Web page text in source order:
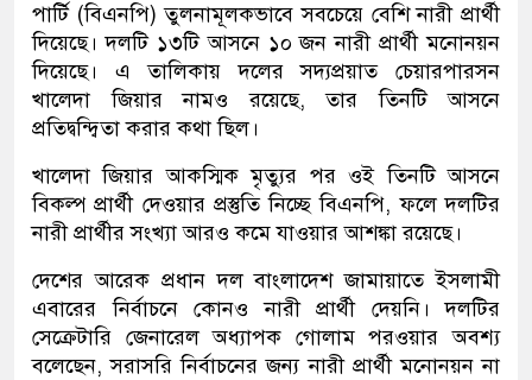
পার্টি (বিএনপি) তুলনামূলকভাবে সবচেয়ে বেশি নারী প্রার্থী
দিয়েছে। দলটি ১৩টি আসনে ১০ জন নারী প্রার্থী মনোনয়ন
দিয়েছে। এ তালিকায় দলের সদ্যপ্রয়াত চেয়ারপারসন
খালেদা জিয়ার নামও রয়েছে, তার তিনটি আসনে
প্রতিদ্বন্দ্বিতা করার কথা ছিল।
খালেদা জিয়ার আকস্মিক মৃত্যুর পর ওই তিনটি আসনে
বিকল্প প্রার্থী দেওয়ার প্রস্তুতি নিচ্ছে বিএনপি, ফলে দলটির
নারী প্রার্থীর সংখ্যা আরও কমে যাওয়ার আশঙ্কা রয়েছে।
দেশের আরেক প্রধান দল বাংলাদেশ জামায়াতে ইসলামী
এবারের নির্বাচনে কোনও নারী প্রার্থী দেয়নি। দলটির
সেক্রেটারি জেনারেল অধ্যাপক গোলাম পরওয়ার অবশ্য
বলেছেন, সরাসরি নির্বাচনের জন্য নারী প্রার্থী মনোনয়ন না